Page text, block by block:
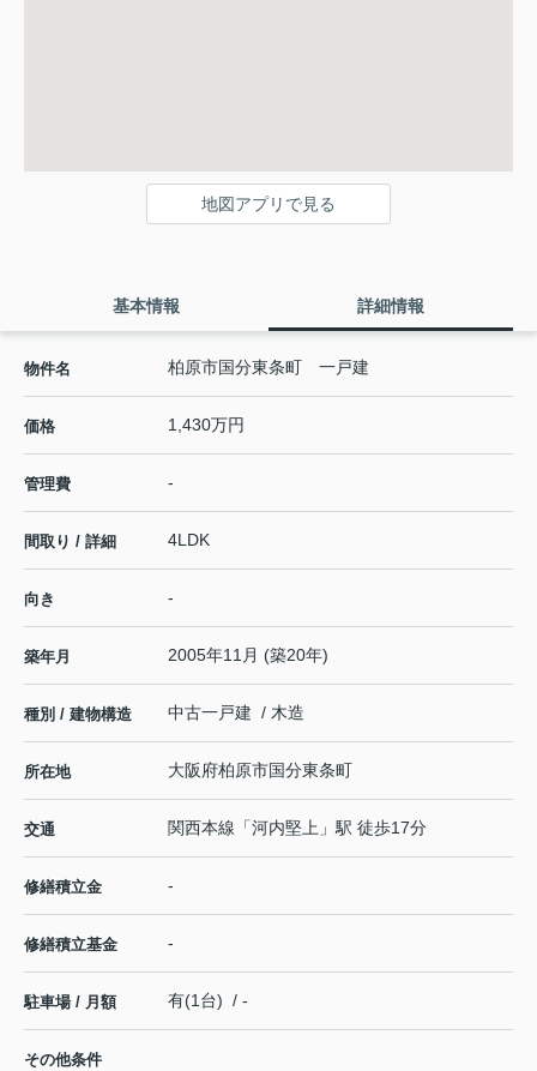
地図アプリで見る
基本情報 詳細情報
物件名 柏原市国分東条町 一戸建
価格 1,430万円
管理費 -
間取り / 詳細 4LDK
向き -
築年月 2005年11月 (築20年)
種別 / 建物構造 中古一戸建 / 木造
所在地 大阪府柏原市国分東条町
交通 関西本線 「河内堅上 」駅 徒歩17分
修繕積立金 -
修繕積立基金 -
駐車場 / 月額 有(1台) / -
その他条件